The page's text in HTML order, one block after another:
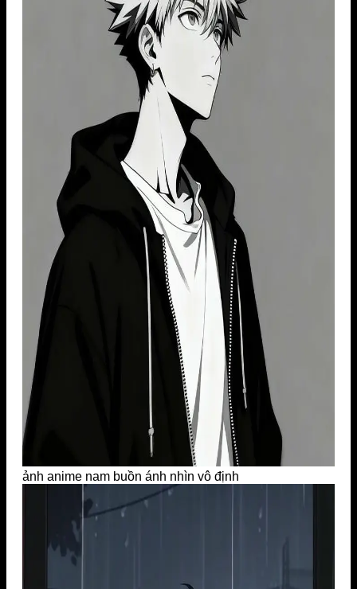
ảnh anime nam buồn ánh nhìn vô định